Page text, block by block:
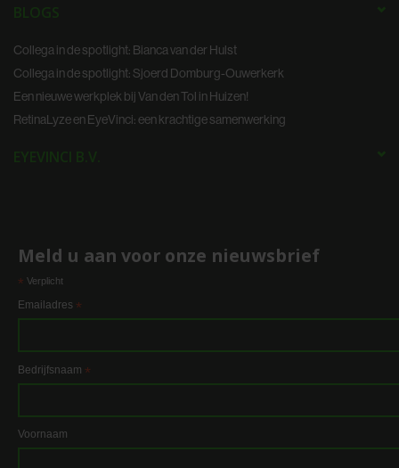
BLOGS
Collega in de spotlight: Bianca van der Hulst
Collega in de spotlight: Sjoerd Domburg-Ouwerkerk
Een nieuwe werkplek bij Van den Tol in Huizen!
RetinaLyze en EyeVinci: een krachtige samenwerking
EYEVINCI B.V.
Meld u aan voor onze nieuwsbrief
* Verplicht
Emailadres *
Bedrijfsnaam *
Voornaam